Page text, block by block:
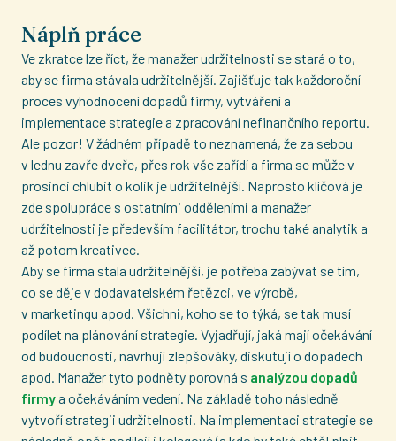
Náplň práce
Ve zkratce lze říct, že manažer udržitelnosti se stará o to,
aby se firma stávala udržitelnější. Zajišťuje tak každoroční
proces vyhodnocení dopadů firmy, vytváření a
implementace strategie a zpracování nefinančního reportu.
Ale pozor! V žádném případě to neznamená, že za sebou
v lednu zavře dveře, přes rok vše zařídí a firma se může v
prosinci chlubit o kolik je udržitelnější. Naprosto klíčová je
zde spolupráce s ostatními odděleními a manažer
udržitelnosti je především facilitátor, trochu také analytik a
až potom kreativec.
Aby se firma stala udržitelnější, je potřeba zabývat se tím,
co se děje v dodavatelském řetězci, ve výrobě,
v marketingu apod. Všichni, koho se to týká, se tak musí
podílet na plánování strategie. Vyjadřují, jaká mají očekávání
od budoucnosti, navrhují zlepšováky, diskutují o dopadech
apod. Manažer tyto podněty porovná s analýzou dopadů
firmya očekáváním vedení. Na základě toho následně
vytvoří strategii udržitelnosti. Na implementaci strategie se